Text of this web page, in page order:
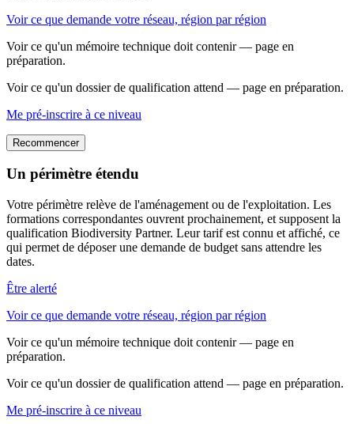
Voir ce que demande votre réseau, région par région
Voir ce qu'un mémoire technique doit contenir — page en
préparation.
Voir ce qu'un dossier de qualification attend — page en préparation.
Me pré-inscrire à ce niveau
Recommencer
Un périmètre étendu
Votre périmètre relève de l'aménagement ou de l'exploitation. Les
formations correspondantes ouvrent prochainement, et supposent la
qualification Biodiversity Partner. Leur tarif est connu et affiché, ce
qui permet de déposer une demande de budget sans attendre les
dates.
Être alerté
Voir ce que demande votre réseau, région par région
Voir ce qu'un mémoire technique doit contenir — page en
préparation.
Voir ce qu'un dossier de qualification attend — page en préparation.
Me pré-inscrire à ce niveau